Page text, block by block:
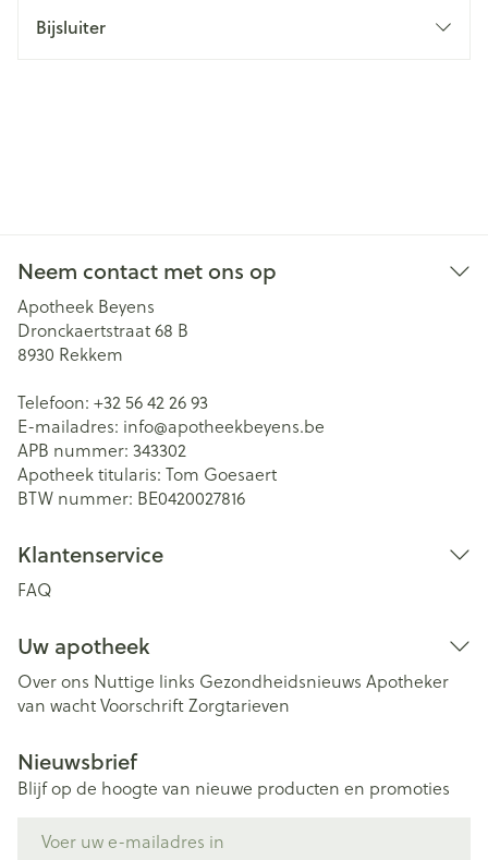
Bijsluiter
Neem contact met ons op
Apotheek Beyens
Dronckaertstraat 68 B
8930 Rekkem
Telefoon: +32 56 42 26 93
E-mailadres: info@apotheekbeyens.be
APB nummer: 343302
Apotheek titularis: Tom Goesaert
BTW nummer: BE0420027816
Klantenservice
FAQ
Uw apotheek
Over ons Nuttige links Gezondheidsnieuws Apotheker
van wachtVoorschriftZorgtarieven
Nieuwsbrief
Blijf op de hoogte van nieuwe producten en promoties